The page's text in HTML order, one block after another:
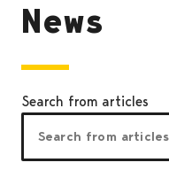
News
Search from articles